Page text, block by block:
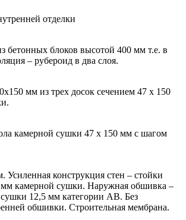
отделки
бетонных блоков высотой 400 мм т.е. в
– рубероид в два слоя.
мм из трех досок сечением 47 х 150
камерной сушки 47 х 150 мм с шагом
Усиленная конструкция стен – стойки
мм камерной сушки. Наружная обшивка –
12,5 мм категории АВ. Без
обшивки. Строительная мембрана.